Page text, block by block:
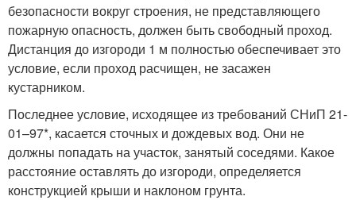
безопасности вокруг строения, не представляющего
пожарную опасность, должен быть свободный проход.
Дистанция до изгороди 1 м полностью обеспечивает это
условие, если проход расчищен, не засажен
кустарником.
Последнее условие, исходящее из требований СНиП 21-
01–97*, касается сточных и дождевых вод. Они не
должны попадать на участок, занятый соседями. Какое
расстояние оставлять до изгороди, определяется
конструкцией крыши и наклоном грунта.